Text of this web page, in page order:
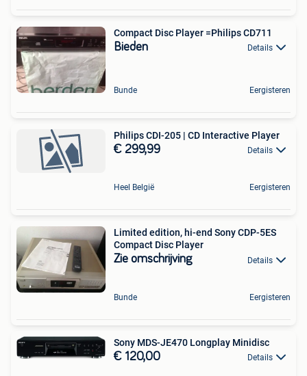
Compact Disc Player =Philips CD711
Bieden Details
Bunde Eergisteren
Philips CDI-205 | CD Interactive Player
€ 299,99 Details
Heel België Eergisteren
Limited edition, hi-end Sony CDP-5ES
Compact Disc Player
Zie omschrijving Details
Bunde Eergisteren
Sony MDS-JE470 Longplay Minidisc
€ 120,00 Details